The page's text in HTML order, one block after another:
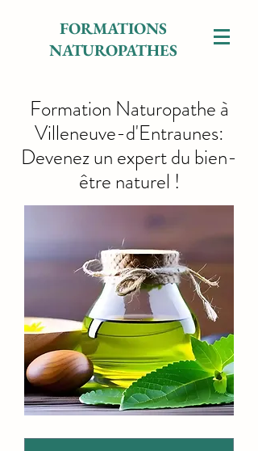
FORMATIONS
NATUROPATHES
Formation Naturopathe à
Villeneuve-d'Entraunes:
Devenez un expert du bien-
être naturel !